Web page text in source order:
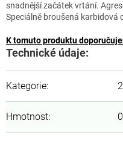
snadnější začátek vrtání.
Speciálně broušená karbidová
K tomuto produktu
Technické údaje:
Kategorie:
Hmotnost: